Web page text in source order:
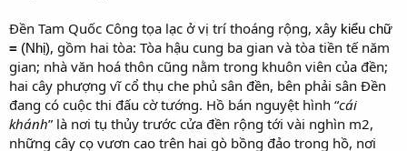
Đền Tam Quốc Công tọa lạc ở vị trí thoáng rộng, xây kiểu chữ
= (Nhị), gồm hai tòa: Tòa hậu cung ba gian và tòa tiền tế năm
gian; nhà văn hoá thôn cũng nằm trong khuôn viên của đền;
hai cây phượng vĩ cổ thụ che phủ sân đền, bên phải sân Đền
đang có cuộc thi đấu cờ tướng. Hồ bán nguyệt hình “cái
khánh” là nơi tụ thủy trước cửa đền rộng tới vài nghìn m2,
những cây cọ vươn cao trên hai gò bồng đảo trong hồ, nơi